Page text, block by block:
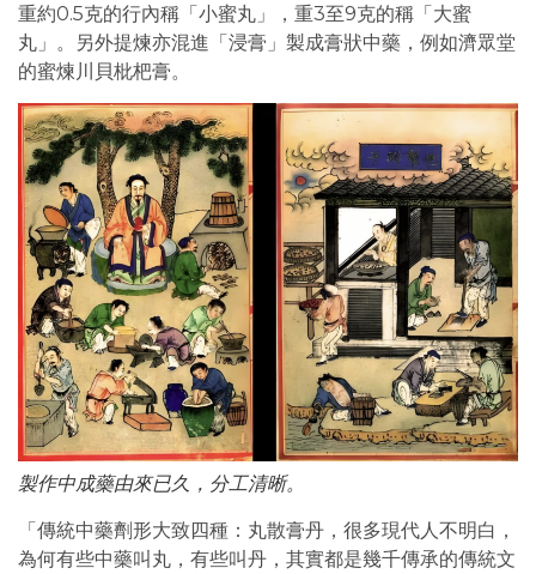
重約0.5克的行內稱「小蜜丸」，重3至9克的稱「大蜜
丸」。另外提煉亦混進「浸膏」製成膏狀中藥，例如濟眾堂
的蜜煉川貝枇杷膏。
製作中成藥由來已久，分工清晰。
「傳統中藥劑形大致四種：丸散膏丹，很多現代人不明白，
為何有些中藥叫丸，有些叫丹，其實都是幾千傳承的傳統文